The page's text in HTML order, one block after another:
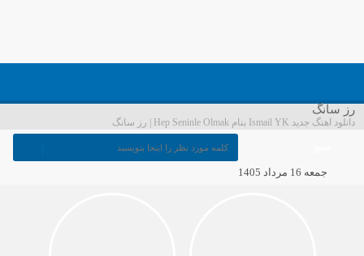
رز سانگ
دانلود اهنگ جدید Ismail YK بنام Hep Seninle Olmak | رز سانگ
جمعه 16 مرداد 1405